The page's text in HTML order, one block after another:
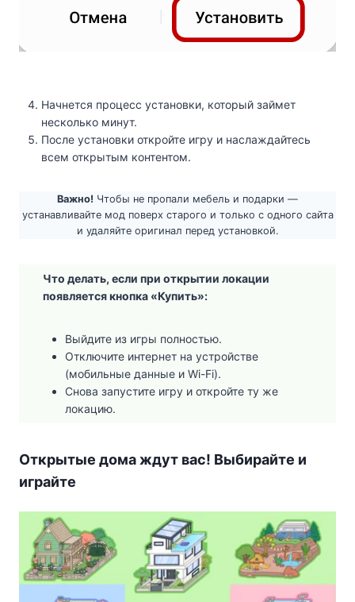
Начнется процесс установки, который займет
несколько минут.
После установки откройте игру и наслаждайтесь
всем открытым контентом.
Важно! Чтобы не пропали мебель и подарки —
устанавливайте мод поверх старого и только с одного сайта
и удаляйте оригинал перед установкой.
Что делать, если при открытии локации
появляется кнопка «Купить»:
Выйдите из игры полностью.
Отключите интернет на устройстве
(мобильные данные и Wi-Fi).
Снова запустите игру и откройте ту же
локацию.
Открытые дома ждут вас! Выбирайте и
играйте